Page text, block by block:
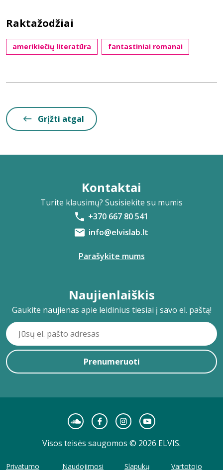
Raktažodžiai
amerikiečių literatūra fantastiniai romanai
Grįžti atgal
Kontaktai
Turite klausimų? Susisiekite su mumis
+370 667 80 541
info@elvislab.lt
Parašykite mums
Naujienlaiškis
Gaukite naujienas apie leidinius tiesiai į savo el. paštą!
Prenumeruoti
Visos teisės saugomos © 2026 ELVIS.
Privatumo Naudojimosi Slapukų Vartotojo